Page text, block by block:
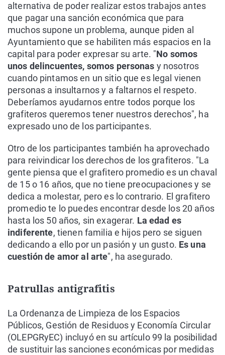
alternativa de poder realizar estos trabajos antes
que pagar una sanción económica que para
muchos supone un problema, aunque piden al
Ayuntamiento que se habiliten más espacios en la
capital para poder expresar su arte. "No somos
unos delincuentes, somos personas y nosotros
cuando pintamos en un sitio que es legal vienen
personas a insultarnos y a faltarnos el respeto.
Deberíamos ayudarnos entre todos porque los
grafiteros queremos tener nuestros derechos", ha
expresado uno de los participantes.
Otro de los participantes también ha aprovechado
para reivindicar los derechos de los grafiteros. "La
gente piensa que el grafitero promedio es un chaval
de 15 o 16 años, que no tiene preocupaciones y se
dedica a molestar, pero es lo contrario. El grafitero
promedio te lo puedes encontrar desde los 20 años
hasta los 50 años, sin exagerar. La edad es
indiferente, tienen familia e hijos pero se siguen
dedicando a ello por un pasión y un gusto. Es una
cuestión de amor al arte", ha asegurado.
Patrullas antigrafitis
La Ordenanza de Limpieza de los Espacios
Públicos, Gestión de Residuos y Economía Circular
(OLEPGRyEC) incluyó en su artículo 99 la posibilidad
de sustituir las sanciones económicas por medidas